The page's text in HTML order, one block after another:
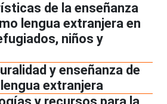
de la enseñanza
lengua extranjera en
niños y
y enseñanza de
extranjera